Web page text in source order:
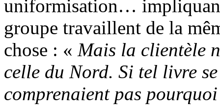
uniformisation…
groupe travaillent de la
chose : « Mais la clientèle
celle du Nord. Si tel livre
comprenaient pas